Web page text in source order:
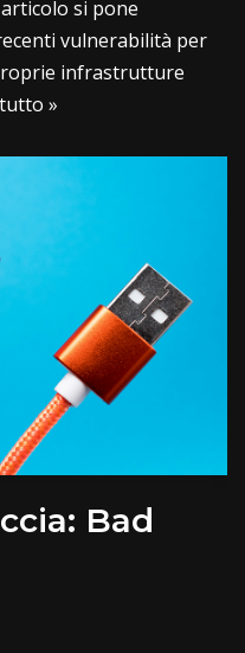
si pone
vulnerabilità per
infrastrutture
»
Bad